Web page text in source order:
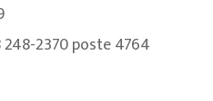
2370 poste 4764